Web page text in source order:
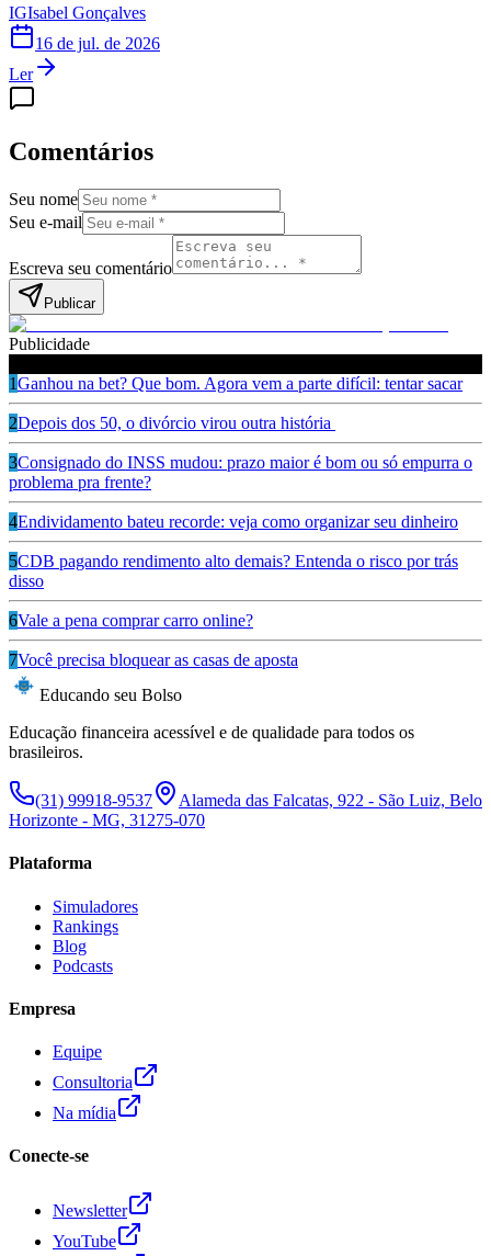
IGIsabel Gonçalves
16 de jul. de 2026
Ler
Comentários
Seu nome
Seu e-mail
Escreva seu comentário
Publicar
Publicidade
1Ganhou na bet? Que bom. Agora vem a parte difícil: tentar sacar
2Depois dos 50, o divórcio virou outra história
3Consignado do INSS mudou: prazo maior é bom ou só empurra o
problema pra frente?
4Endividamento bateu recorde: veja como organizar seu dinheiro
5CDB pagando rendimento alto demais? Entenda o risco por trás
disso
6Vale a pena comprar carro online?
7Você precisa bloquear as casas de aposta
Educando seu Bolso
Educação financeira acessível e de qualidade para todos os
brasileiros.
(31) 99918-9537
Alameda das Falcatas, 922 - São Luiz, Belo
Horizonte - MG, 31275-070
Plataforma
Simuladores
Rankings
Blog
Podcasts
Empresa
Equipe
Consultoria
Na mídia
Conecte-se
Newsletter
YouTube